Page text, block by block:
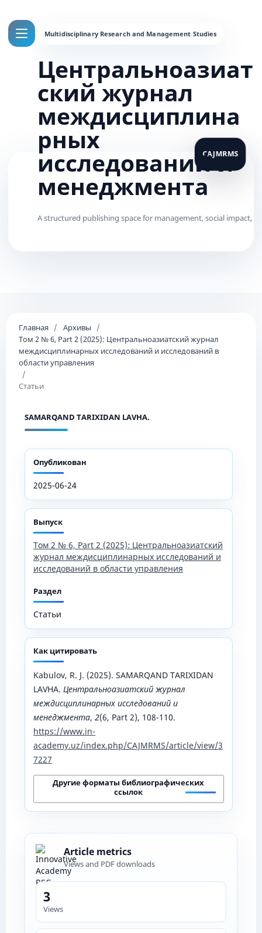
Центральноазиат
ский журнал
междисциплина
рных
исследований и
менеджмента
Главная / Архивы
/
Том 2 № 6, Part 2 (2025): Центральноазиатский журнал
междисциплинарных исследований и исследований в
области управления
/
Статьи
SAMARQAND TARIXIDAN LAVHA.
Опубликован
2025-06-24
Выпуск
Том 2 № 6, Part 2 (2025): Центральноазиатский
журнал междисциплинарных исследований и
исследований в области управления
Раздел
Статьи
Как цитировать
Kabulov, R. J. (2025). SAMARQAND TARIXIDAN
LAVHA. Центральноазиатский журнал
междисциплинарных исследований и
менеджмента, 2(6, Part 2), 108-110.
https://www.in-
academy.uz/index.php/CAJMRMS/article/view/3
7227
Другие форматы библиографических
ссылок
Article metrics
Views and PDF downloads
3
Views